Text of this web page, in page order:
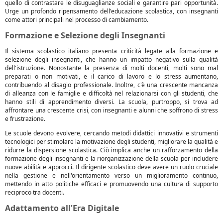
quello di contrastare le disuguaglianze sociali e garantire pari opportunità.
Urge un profondo ripensamento dell'educazione scolastica, con insegnanti
come attori principali nel processo di cambiamento.
Formazione e Selezione degli Insegnanti
Il sistema scolastico italiano presenta criticità legate alla formazione e
selezione degli insegnanti, che hanno un impatto negativo sulla qualità
dell'istruzione. Nonostante la presenza di molti docenti, molti sono mal
preparati o non motivati, e il carico di lavoro e lo stress aumentano,
contribuendo al disagio professionale. Inoltre, c'è una crescente mancanza
di alleanza con le famiglie e difficoltà nel relazionarsi con gli studenti, che
hanno stili di apprendimento diversi. La scuola, purtroppo, si trova ad
affrontare una crescente crisi, con insegnanti e alunni che soffrono di stress
e frustrazione.
Le scuole devono evolvere, cercando metodi didattici innovativi e strumenti
tecnologici per stimolare la motivazione degli studenti, migliorare la qualità e
ridurre la dispersione scolastica. Ciò implica anche un rafforzamento della
formazione degli insegnanti e la riorganizzazione della scuola per includere
nuove abilità e approcci. Il dirigente scolastico deve avere un ruolo cruciale
nella gestione e nell'orientamento verso un miglioramento continuo,
mettendo in atto politiche efficaci e promuovendo una cultura di supporto
reciproco tra docenti.
Adattamento all'Era Digitale